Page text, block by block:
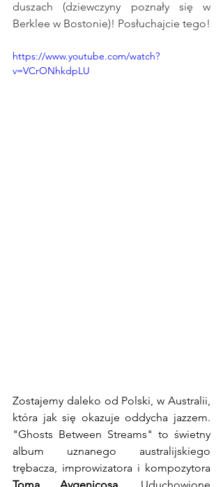
duszach (dziewczyny poznały się w
Berklee w Bostonie)! Posłuchajcie tego!
https://www.youtube.com/watch?
v=VCrONhkdpLU
Zostajemy daleko od Polski, w Australii,
która jak się okazuje oddycha jazzem.
"Ghosts Between Streams" to świetny
album uznanego australijskiego